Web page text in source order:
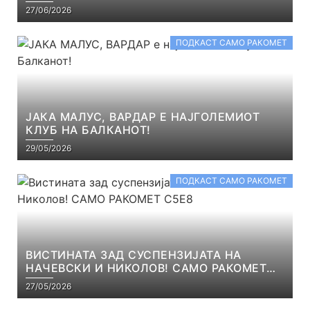
27/06/2026
ПОДКАСТ САМО РАКОМЕТ
ЈАКА МАЛУС, ВАРДАР Е НАЈГОЛЕМИОТ
КЛУБ НА БАЛКАНОТ!
29/05/2026
ПОДКАСТ САМО РАКОМЕТ
ВИСТИНАТА ЗАД СУСПЕНЗИЈАТА НА
НАЧЕВСКИ И НИКОЛОВ! САМО РАКОМЕТ
С5Е8
27/05/2026